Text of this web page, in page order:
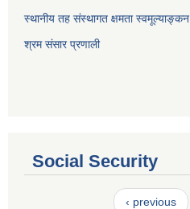
स्थानीय तह संस्थागत क्षमता स्वमूल्याङ्कन
श्रम संसार प्रणाली
Social Security
‹ previous